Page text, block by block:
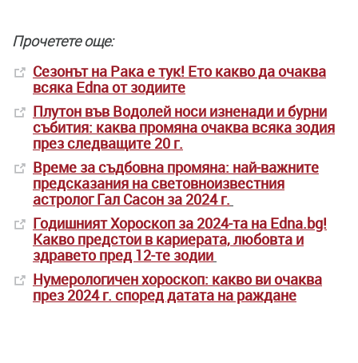
Прочетете още:
Сезонът на Рака е тук! Ето какво да очаква
всяка Edna от зодиите
Плутон във Водолей носи изненади и бурни
събития: каква промяна очаква всяка зодия
през следващите 20 г.
Време за съдбовна промяна: най-важните
предсказания на световноизвестния
астролог Гал Сасон за 2024 г.
Годишният Хороскоп за 2024-та на Edna.bg!
Какво предстои в кариерата, любовта и
здравето пред 12-те зодии
Нумерологичен хороскоп: какво ви очаква
през 2024 г. според датата на раждане